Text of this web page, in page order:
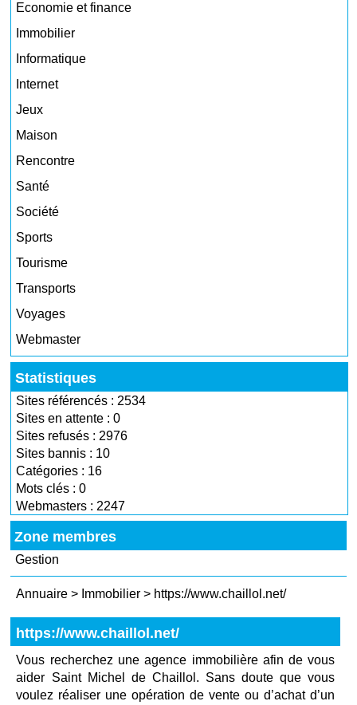
Economie et finance
Immobilier
Informatique
Internet
Jeux
Maison
Rencontre
Santé
Société
Sports
Tourisme
Transports
Voyages
Webmaster
Statistiques
Sites référencés : 2534
Sites en attente : 0
Sites refusés : 2976
Sites bannis : 10
Catégories : 16
Mots clés : 0
Webmasters : 2247
Zone membres
Gestion
Annuaire > Immobilier > https://www.chaillol.net/
https://www.chaillol.net/
Vous recherchez une agence immobilière afin de vous
aider Saint Michel de Chaillol. Sans doute que vous
voulez réaliser une opération de vente ou d’achat d’un